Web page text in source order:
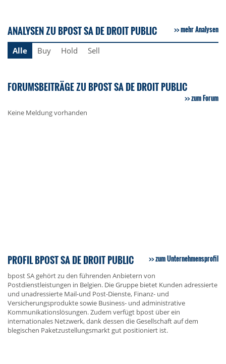
ANALYSEN ZU BPOST SA DE DROIT PUBLIC mehr Analysen
Alle Buy Hold Sell
FORUMSBEITRÄGE ZU BPOST SA DE DROIT PUBLIC
zum Forum
Keine Meldung vorhanden
PROFIL BPOST SA DE DROIT PUBLIC zum Unternehmensprofil
bpost SA gehört zu den führenden Anbietern von
Postdienstleistungen in Belgien. Die Gruppe bietet Kunden adressierte
und unadressierte Mail-und Post-Dienste, Finanz- und
Versicherungsprodukte sowie Business- und administrative
Kommunikationslösungen. Zudem verfügt bpost über ein
internationales Netzwerk, dank dessen die Gesellschaft auf dem
blegischen Paketzustellungsmarkt gut positioniert ist.